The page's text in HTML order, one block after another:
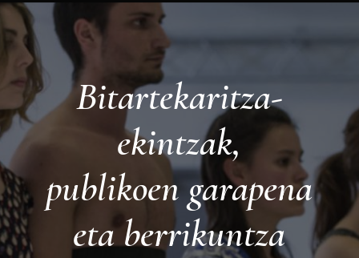
Bitartekaritza-
ekintzak,
publikoen garapena
eta berrikuntza